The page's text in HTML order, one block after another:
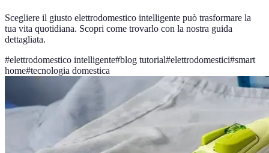
Scegliere il giusto elettrodomestico intelligente può trasformare la
tua vita quotidiana. Scopri come trovarlo con la nostra guida
dettagliata.
#elettrodomestico intelligente#blog tutorial#elettrodomestici#smart
home#tecnologia domestica